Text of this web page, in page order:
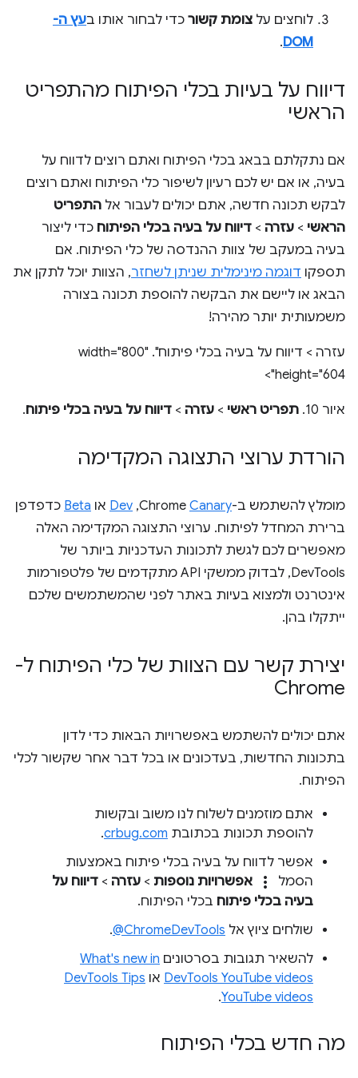
לוחצים על צומת קשור כדי לבחור אותו בעץ ה-
DOM
.
דיווח על בעיות בכלי הפיתוח מהתפריט
הראשי
אם נתקלתם בבאג בכלי הפיתוח ואתם רוצים לדווח על
בעיה, או אם יש לכם רעיון לשיפור כלי הפיתוח ואתם רוצים
לבקש תכונה חדשה, אתם יכולים לעבור אל התפריט
הראשי > עזרה > דיווח על בעיה בכלי הפיתוח כדי ליצור
בעיה במעקב של צוות ההנדסה של כלי הפיתוח. אם
תספקו דוגמה מינימלית שניתן לשחזר, הצוות יוכל לתקן את
הבאג או ליישם את הבקשה להוספת תכונה בצורה
משמעותית יותר מהירה!
עזרה > דיווח על בעיה בכלי פיתוח". width="800"
height="604">
איור 10. תפריט ראשי > עזרה > דיווח על בעיה בכלי פיתוח.
הורדת ערוצי התצוגה המקדימה
מומלץ להשתמש ב-ChromeCanary
,‏
Dev או Beta כדפדפן
ברירת המחדל לפיתוח. ערוצי התצוגה המקדימה האלה
מאפשרים לכם לגשת לתכונות העדכניות ביותר של
DevTools, לבדוק ממשקי API מתקדמים של פלטפורמות
אינטרנט ולמצוא בעיות באתר לפני שהמשתמשים שלכם
ייתקלו בהן.
יצירת קשר עם הצוות של כלי הפיתוח ל-
Chrome
אתם יכולים להשתמש באפשרויות הבאות כדי לדון
בתכונות החדשות, בעדכונים או בכל דבר אחר שקשור לכלי
הפיתוח.
אתם מוזמנים לשלוח לנו משוב ובקשות
להוספת תכונות בכתובת crbug.com
.
אפשר לדווח על בעיה בכלי פיתוח באמצעות
הסמל
more_vert אפשרויות נוספות > עזרה > דיווח על
בעיה בכלי פיתוח בכלי הפיתוח.
שולחים ציוץ אל ‎@ChromeDevTools
.
להשאיר תגובות בסרטונים What's new in
DevTools YouTube videos או DevTools Tips
YouTube videos
.
מה חדש בכלי הפיתוח